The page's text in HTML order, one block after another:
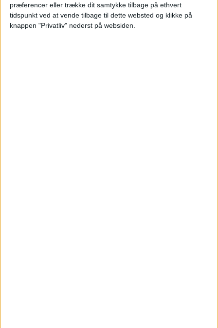
præferencer eller trække dit samtykke tilbage på ethvert
tidspunkt ved at vende tilbage til dette websted og klikke på
knappen "Privatliv" nederst på websiden.